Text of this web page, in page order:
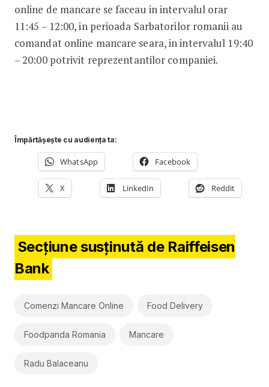
online de mancare se faceau in intervalul orar
11:45 – 12:00, in perioada Sarbatorilor romanii au
comandat online mancare seara, in intervalul 19:40
– 20:00 potrivit reprezentantilor companiei.
Împărtășește cu audiența ta:
WhatsApp Facebook
X LinkedIn Reddit
Secțiune susținută de Raiffeisen
Bank
Comenzi Mancare Online Food Delivery
Foodpanda Romania Mancare
Radu Balaceanu